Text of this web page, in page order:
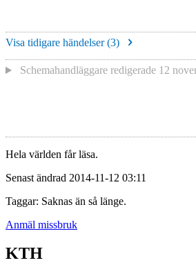
Visa tidigare händelser (3)
Schemahandläggare redigerade 12
Hela världen får läsa.
Senast ändrad 2014-11-12 03:11
Taggar: Saknas än så länge.
Anmäl missbruk
KTH